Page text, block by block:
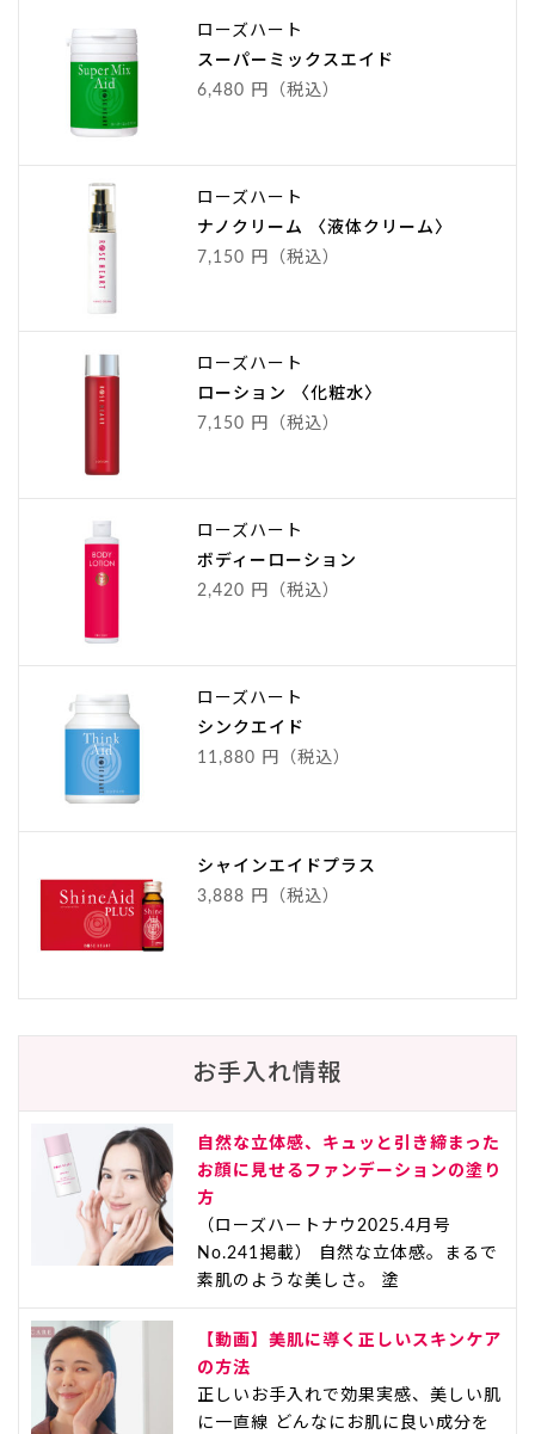
ローズハート
スーパーミックスエイド
6,480 円（税込）
ローズハート
ナノクリーム 〈液体クリーム〉
7,150 円（税込）
ローズハート
ローション 〈化粧水〉
7,150 円（税込）
ローズハート
ボディーローション
2,420 円（税込）
ローズハート
シンクエイド
11,880 円（税込）
シャインエイドプラス
3,888 円（税込）
お手入れ情報
自然な立体感、キュッと引き締まった
お顔に見せるファンデーションの塗り
方
（ローズハートナウ2025.4月号
No.241掲載） 自然な立体感。まるで
素肌のような美しさ。 塗
【動画】美肌に導く正しいスキンケア
の方法
正しいお手入れで効果実感、美しい肌
に一直線 どんなにお肌に良い成分を